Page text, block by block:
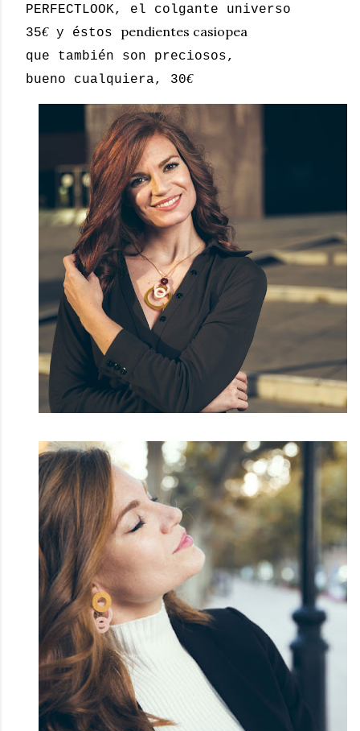
PERFECTLOOK, el colgante universo
35€y éstos pendientes casiopea
que también son preciosos,
bueno cualquiera, 30€